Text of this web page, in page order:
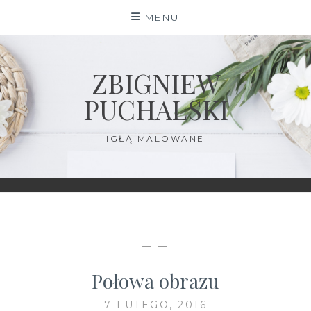
content
MENU
ZBIGNIEW
PUCHALSKI
IGŁĄ MALOWANE
— —
Połowa obrazu
7 LUTEGO, 2016